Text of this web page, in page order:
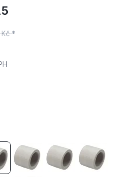
Kč *
20nátrubek 25
PPR nátrubek 32PPR nátrubek 40
PPR